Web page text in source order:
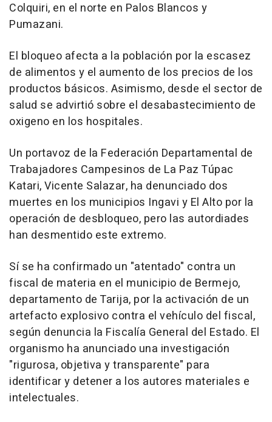
Colquiri, en el norte en Palos Blancos y
Pumazani.
El bloqueo afecta a la población por la escasez
de alimentos y el aumento de los precios de los
productos básicos. Asimismo, desde el sector de
salud se advirtió sobre el desabastecimiento de
oxigeno en los hospitales.
Un portavoz de la Federación Departamental de
Trabajadores Campesinos de La Paz Túpac
Katari, Vicente Salazar, ha denunciado dos
muertes en los municipios Ingavi y El Alto por la
operación de desbloqueo, pero las autordiades
han desmentido este extremo.
Sí se ha confirmado un "atentado" contra un
fiscal de materia en el municipio de Bermejo,
departamento de Tarija, por la activación de un
artefacto explosivo contra el vehículo del fiscal,
según denuncia la Fiscalía General del Estado. El
organismo ha anunciado una investigación
"rigurosa, objetiva y transparente" para
identificar y detener a los autores materiales e
intelectuales.